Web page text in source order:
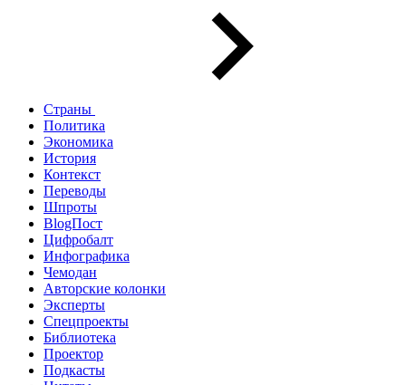
Страны
Политика
Экономика
История
Контекст
Переводы
Шпроты
BlogПост
Цифробалт
Инфографика
Чемодан
Авторские колонки
Эксперты
Спецпроекты
Библиотека
Проектор
Подкасты